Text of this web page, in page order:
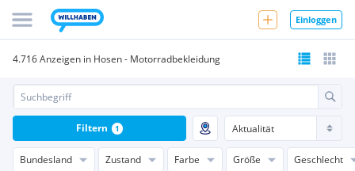
Einloggen
4.716 Anzeigen in Hosen - Motorradbekleidung
Bundesland Zustand Farbe Größe Geschlecht
Filtern 1